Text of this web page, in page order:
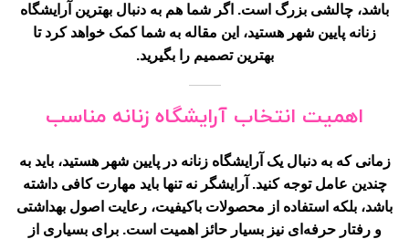
باشد، چالشی بزرگ است. اگر شما هم به دنبال بهترین آرایشگاه
زنانه پایین شهر هستید، این مقاله به شما کمک خواهد کرد تا
بهترین تصمیم را بگیرید.
اهمیت انتخاب آرایشگاه زنانه مناسب
زمانی که به دنبال یک آرایشگاه زنانه در پایین شهر هستید، باید به
چندین عامل توجه کنید. آرایشگر نه تنها باید مهارت کافی داشته
باشد، بلکه استفاده از محصولات باکیفیت، رعایت اصول بهداشتی
و رفتار حرفه‌ای نیز بسیار حائز اهمیت است. برای بسیاری از